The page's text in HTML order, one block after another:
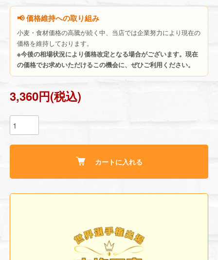
📢 価格維持への取り組み
小麦・食材価格の高騰が続く中、当店では企業努力により現在の
価格を維持しております。
※今後の相場状況により価格改定となる場合がございます。現在
の価格でお求めいただけるこの機会に、ぜひご利用ください。
3,360円(税込)
カートに入れる